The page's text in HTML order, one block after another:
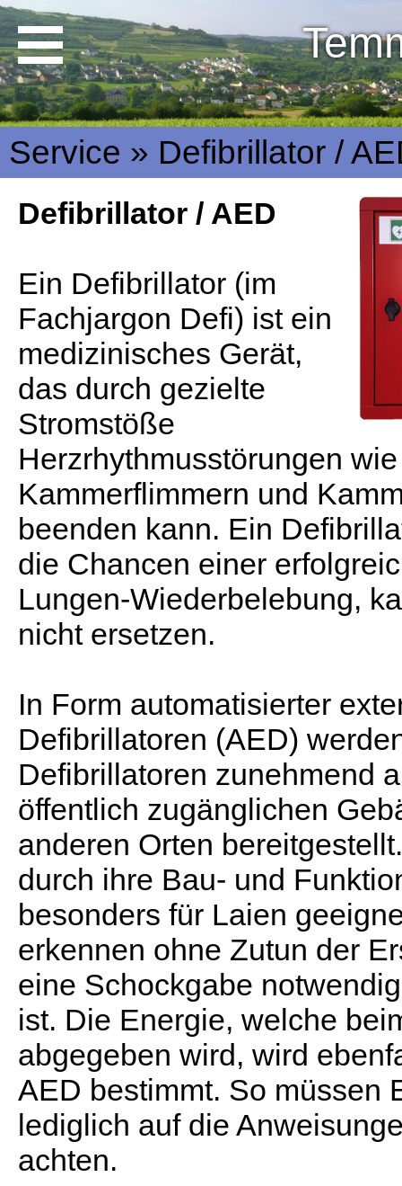
Service » Defibrillator /
Defibrillator / AED
Ein Defibrillator (im
Fachjargon Defi) ist ein
medizinisches Gerät,
das durch gezielte
Stromstöße
Herzrhythmusstörungen wie
Kammerflimmern und
beenden kann. Ein
die Chancen einer
Lungen-Wiederbelebung,
nicht ersetzen.
In Form automatisierter
Defibrillatoren (AED)
Defibrillatoren zunehmend
öffentlich zugänglichen
anderen Orten
durch ihre Bau- und
besonders für Laien
erkennen ohne Zutun der
eine Schockgabe
ist. Die Energie, welche
abgegeben wird, wird
AED bestimmt. So müssen
lediglich auf die
achten.